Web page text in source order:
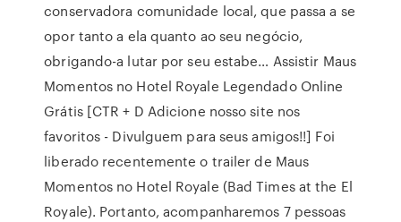
conservadora comunidade local, que passa a se
opor tanto a ela quanto ao seu negócio,
obrigando-a lutar por seu estabe… Assistir Maus
Momentos no Hotel Royale Legendado Online
Grátis [CTR + D Adicione nosso site nos
favoritos - Divulguem para seus amigos!!] Foi
liberado recentemente o trailer de Maus
Momentos no Hotel Royale (Bad Times at the El
Royale). Portanto, acompanharemos 7 pessoas